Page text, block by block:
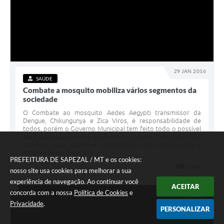
PREFEITURA DE SAPEZAL / MT e os cookies:
nosso site usa cookies para melhorar a sua
experiência de navegação. Ao continuar você
concorda com a nossa Política de Cookies e
Privacidade.
ACEITAR
PERSONALIZAR
29 JAN 2016
SAÚDE
Combate a mosquito mobiliza vários segmentos da
sociedade
O Combate ao mosquito Aedes Aegypti transmissor da
Dengue, Chikungunya e Zica Viros, é responsabilidade de
todos, porém o Governo Municipal tem feito todo o possível
JAN
25